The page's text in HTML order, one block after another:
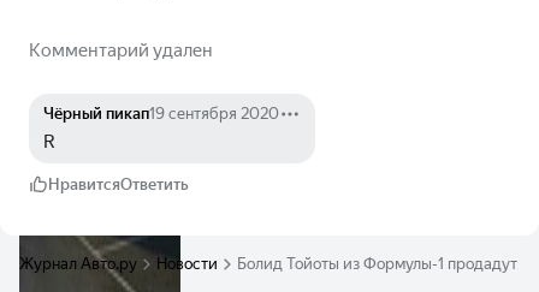
Комментарий удален
Чёрный пикап19 сентября 2020
R
НравитсяОтветить
Журнал Авто.ру Новости Болид Тойоты из Формулы-1 продадут